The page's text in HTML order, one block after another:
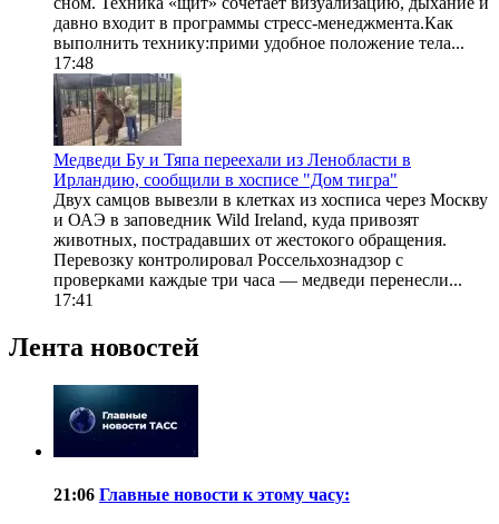
давно входит в программы стресс-менеджмента.Как
выполнить технику:прими удобное положение тела...
17:48
Медведи Бу и Тяпа переехали из Ленобласти в
Ирландию, сообщили в хосписе "Дом тигра"
Двух самцов вывезли в клетках из хосписа через Москву
и ОАЭ в заповедник Wild Ireland, куда привозят
животных, пострадавших от жестокого обращения.
Перевозку контролировал Россельхознадзор с
проверками каждые три часа — медведи перенесли...
17:41
Лента новостей
21:06 Главные новости к этому часу: